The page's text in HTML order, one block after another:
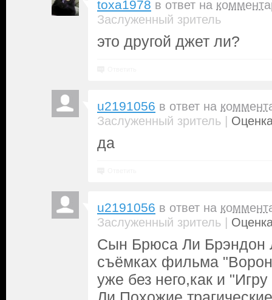
toxa1978 в ответ на
Заслуженный зритель
это другой джет ли?
u2191056 в ответ на
Заслуженный зритель |
да
u2191056 в ответ на
Заслуженный зритель |
Сын Брюса Ли Брэндон
съёмках фильма
уже без него,как и